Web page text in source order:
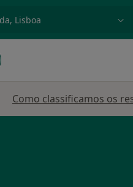
Como classificamos os